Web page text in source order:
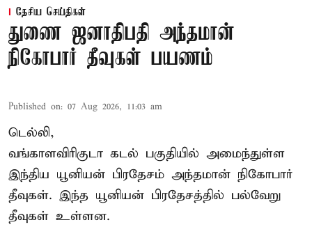
தேசிய செய்திகள்
துணை ஜனாதிபதி அந்தமான்
நிகோபார் தீவுகள் பயணம்
Published on: 07 Aug 2026, 11:03 am
டெல்லி,
வங்காளவிரிகுடா கடல் பகுதியில் அமைந்துள்ள
இந்திய யூனியன் பிரதேசம் அந்தமான் நிகோபார்
தீவுகள். இந்த யூனியன் பிரதேசத்தில் பல்வேறு
தீவுகள் உள்ளன.